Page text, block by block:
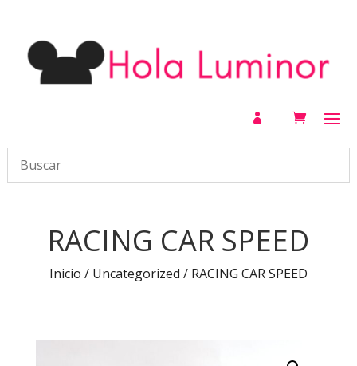

RACING CAR SPEED
Inicio / Uncategorized / RACING CAR SPEED